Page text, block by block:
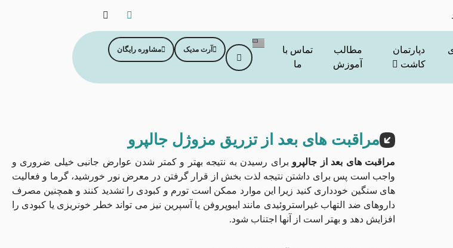
دپارتمان
کاشت
مطالب
آموزش
تماس با
ما
آرت مدیک مشاوره رایگان
مراقبت های بعد از تزریق مزوژل جالپرو
مراقبت های بعد از جالپرو برای رسیدن به نتیجه بهتر و کمتر شدن عوارض جانبی خیلی ضروری و
واجب است پس برای داشتن نتیجه لذت بخش از قرار گرفتن در معرض نور خورشید، گرما و فعالیت‌
های سنگین خودداری کنید زیرا این موارد ممکن است تورم و کبودی را تشدید کنند و همچنین مصرف
داروهای ضد التهاب غیراستروئیدی مانند ایبوپروفن یا آسپرین نیز می تواند خطر خونریزی یا کبودی را
افزایش دهد و بهتر است از آنها اجتناب شود.